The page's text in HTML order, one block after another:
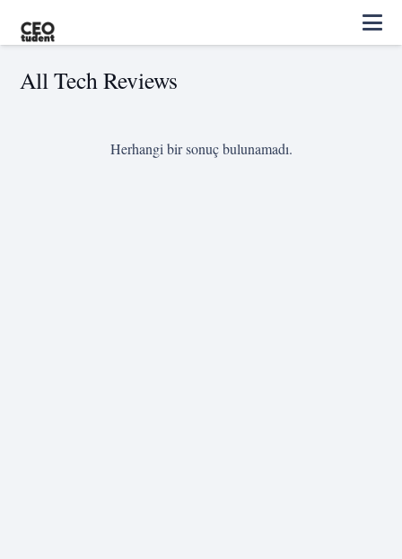
All Tech Reviews
Herhangi bir sonuç bulunamadı.